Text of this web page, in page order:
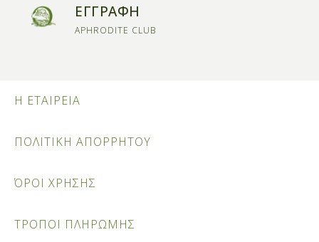
ΕΓΓΡΑΦΗ
APHRODITE CLUB
Η ΕΤΑΙΡΕΙΑ
ΠΟΛΙΤΙΚΗ ΑΠΟΡΡΗΤΟΥ
ΌΡΟΙ ΧΡΗΣΗΣ
ΤΡΟΠΟΙ ΠΛΗΡΩΜΗΣ